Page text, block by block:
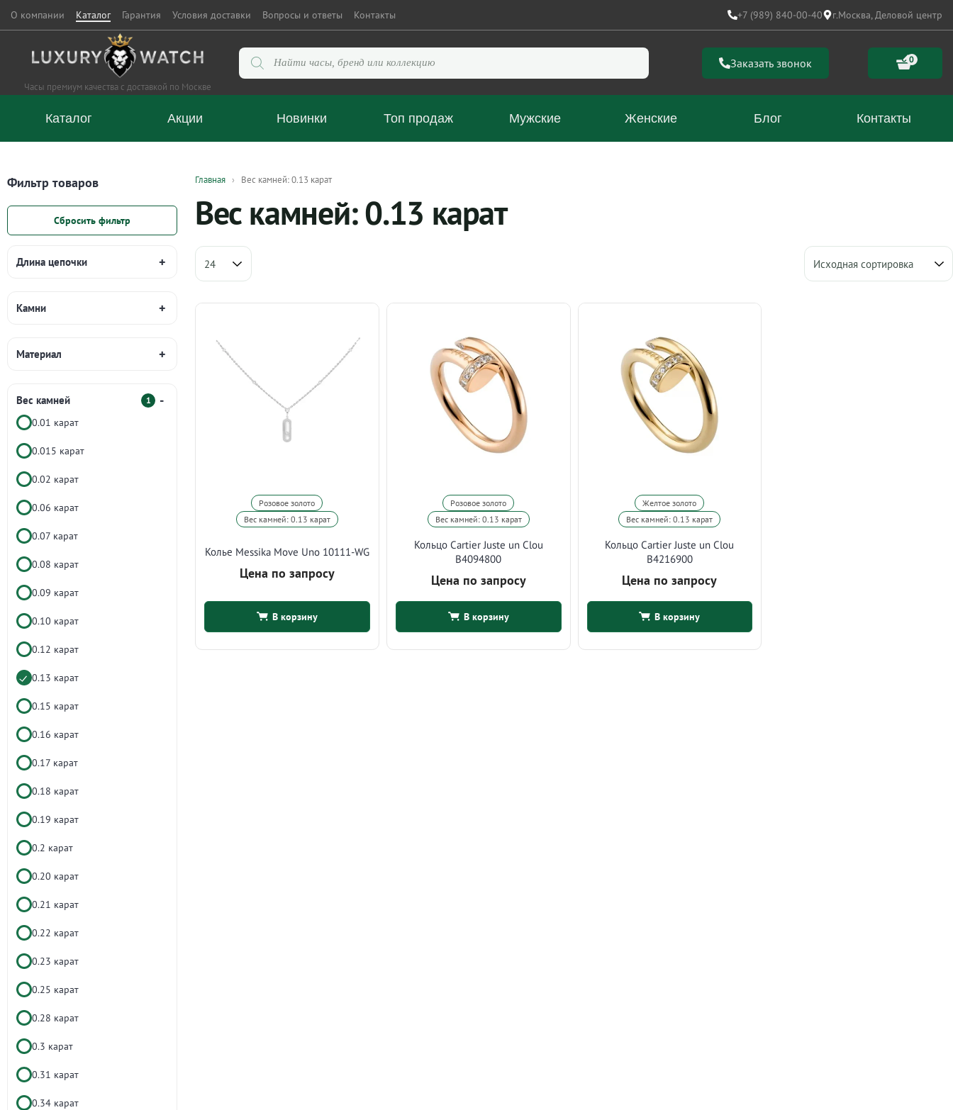
О компании Каталог Гарантия Условия доставки Вопросы и ответы Контакты +7 (989) 840-00-40 г.Москва, Деловой центр
Часы премиум качества с доставкой по Москве
Поиск
товаров
Заказать звонок 0
Каталог Акции Новинки Топ продаж Мужские Женские Блог Контакты
Главная Вес камней: 0.13 карат
Вес камней: 0.13 карат
Розовое золото
Вес камней: 0.13 карат
Колье Messika Move Uno 10111-WG
Цена по запросу
В корзину
Розовое золото
Вес камней: 0.13 карат
Кольцо Cartier Juste un Clou
B4094800
Цена по запросу
В корзину
Желтое золото
Вес камней: 0.13 карат
Кольцо Cartier Juste un Clou
B4216900
Цена по запросу
В корзину
Фильтр товаров
Сбросить фильтр
Длина цепочки
Камни
Материал
Вес камней 1
0.01 карат
0.015 карат
0.02 карат
0.06 карат
0.07 карат
0.08 карат
0.09 карат
0.10 карат
0.12 карат
0.13 карат
0.15 карат
0.16 карат
0.17 карат
0.18 карат
0.19 карат
0.2 карат
0.20 карат
0.21 карат
0.22 карат
0.23 карат
0.25 карат
0.28 карат
0.3 карат
0.31 карат
0.34 карат